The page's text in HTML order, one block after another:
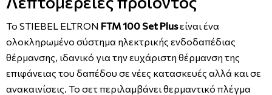
Το STIEBEL ELTRON FTM 100 Set Plusείναι ένα
ολοκληρωμένο σύστημα ηλεκτρικής ενδοδαπέδιας
θέρμανσης, ιδανικό για την ευχάριστη θέρμανση της
επιφάνειας του δαπέδου σε νέες κατασκευές αλλά και σε
ανακαινίσεις. Το σετ περιλαμβάνει θερμαντικό πλέγμα